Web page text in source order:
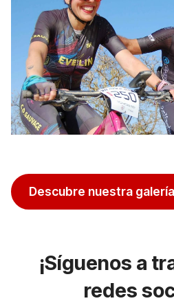
Descubre nuestra
¡Síguenos a
redes